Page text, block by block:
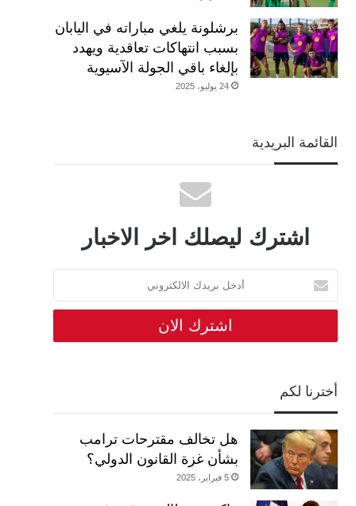
برشلونة يلغي مباراته في اليابان
بسبب انتهاكات تعاقدية ويهدد
بإلغاء باقي الجولة الآسيوية
24 يوليو، 2025
القائمة البريدية
اشترك ليصلك اخر الاخبار
أدخل
بريدك
الالكتروني
أخترنا لكم
هل تخالف مقترحات ترامب
بشأن غزة القانون الدولي؟
5 فبراير، 2025